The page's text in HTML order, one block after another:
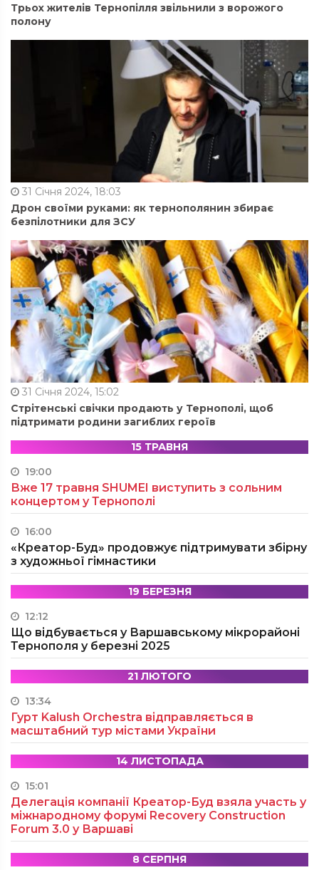
Трьох жителів Тернопілля звільнили з ворожого
полону
31 Січня 2024, 18:03
Дрон своїми руками: як тернополянин збирає
безпілотники для ЗСУ
31 Січня 2024, 15:02
Стрітенські свічки продають у Тернополі, щоб
підтримати родини загиблих героїв
15 ТРАВНЯ
19:00
Вже 17 травня SHUMEI виступить з сольним
концертом у Тернополі
16:00
«Креатор-Буд» продовжує підтримувати збірну
з художньої гімнастики
19 БЕРЕЗНЯ
12:12
Що відбувається у Варшавському мікрорайоні
Тернополя у березні 2025
21 ЛЮТОГО
13:34
Гурт Kalush Orchestra відправляється в
масштабний тур містами України
14 ЛИСТОПАДА
15:01
Делегація компанії Креатор-Буд взяла участь у
міжнародному форумі Recovery Construction
Forum 3.0 у Варшаві
8 СЕРПНЯ